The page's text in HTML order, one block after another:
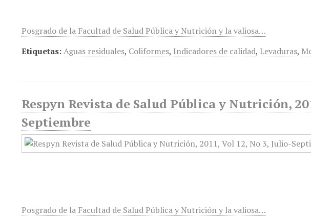
Posgrado de la Facultad de Salud Pública y Nutrición y la valiosa…
Etiquetas:Aguas residuales, Coliformes, Indicadores de calidad, Levaduras,
Respyn Revista de Salud Pública y Nutrición,
Septiembre
Posgrado de la Facultad de Salud Pública y Nutrición y la valiosa…